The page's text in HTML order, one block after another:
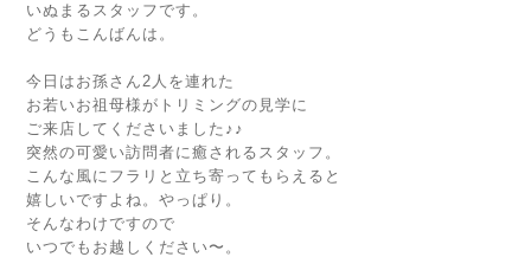
いぬまるスタッフです。
どうもこんばんは。
今日はお孫さん2人を連れた
お若いお祖母様がトリミングの見学に
ご来店してくださいました♪♪
突然の可愛い訪問者に癒されるスタッフ。
こんな風にフラリと立ち寄ってもらえると
嬉しいですよね。やっぱり。
そんなわけですので
いつでもお越しください〜。